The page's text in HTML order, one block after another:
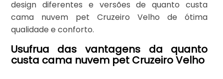
design diferentes e versões de quanto custa
cama nuvem pet Cruzeiro Velho de ótima
qualidade e conforto.
Usufrua das vantagens da quanto
custa cama nuvem pet Cruzeiro Velho